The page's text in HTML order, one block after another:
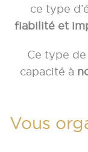
ce type
fiabilité et
Ce type
capacité à
Vous